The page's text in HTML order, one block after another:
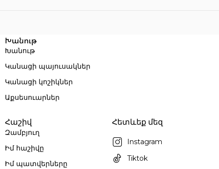
Խանութ
Խանութ
Կանացի պայուսակներ
Կանացի կոշիկներ
Աքսեսուարներ
Հաշիվ
Զամբյուղ
Իմ հաշիվը
Իմ պատվերները
Հետևեք մեզ
Instagram
Tiktok